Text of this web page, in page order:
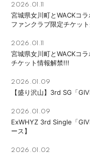
会員登録
2026.01.11
宮城県女川町とWACKコ
ファンクラブ限定チケッ
2026.01.11
宮城県女川町とWACKコ
チケット情報解禁!!!
2026.01.09
【盛り沢山】3rd SG「
2026.01.09
ExWHYZ 3rd Single「
ース】
2026.01.02